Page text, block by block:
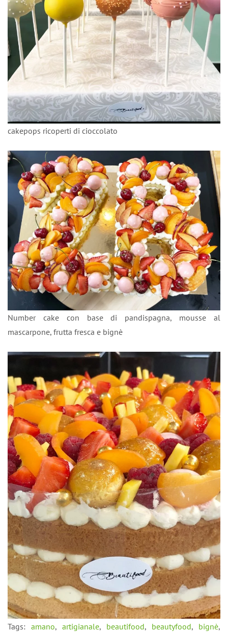
cakepops ricoperti di cioccolato
Number cake con base di pandispagna, mousse al
mascarpone, frutta fresca e bignè
Tags: amano, artigianale, beautifood, beautyfood, bignè,